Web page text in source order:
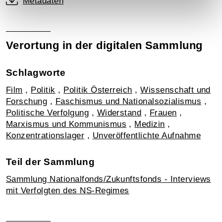
Verortung in der digitalen Sammlung
Schlagworte
Film , Politik , Politik Österreich ,Wissenschaft und
Forschung , Faschismus und Nationalsozialismus ,
Politische Verfolgung , Widerstand , Frauen ,
Marxismus und Kommunismus , Medizin ,
Konzentrationslager , Unveröffentlichte Aufnahme
Teil der Sammlung
Sammlung Nationalfonds/Zukunftsfonds - Interviews
mit Verfolgten des NS-Regimes